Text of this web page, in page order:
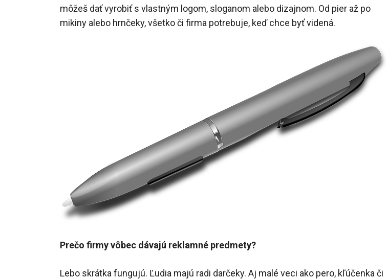
môžeš dať vyrobiť s vlastným logom, sloganom alebo dizajnom. Od pier až po
mikiny alebo hrnčeky, všetko či firma potrebuje, keď chce byť videná.
Prečo firmy vôbec dávajú reklamné predmety?
Lebo skrátka fungujú. Ľudia majú radi darčeky. Aj malé veci ako pero, kľúčenka či